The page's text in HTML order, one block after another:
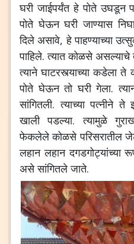
घरी जाईपर्यंत हे पोते उघडून
पोते घेऊन घरी जाण्यास
दिले असावे, हे पाहण्याच्या
पाहिले. त्यात कोळसे असल्याचे
त्याने घाटरस्त्याच्या कडेला
पोते घेऊन तो घरी गेला.
सांगितली. त्याच्या पत्नीने ते
खाली पडल्या. त्यामुळे
फेकलेले कोळसे परिसरातील
लहान लहान दगडगोट्यांच्या
असे सांगितले जाते.